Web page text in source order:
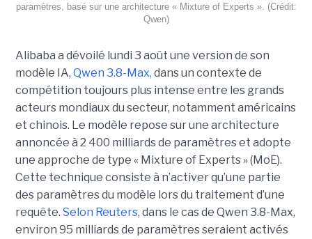
paramètres, basé sur une architecture « Mixture of Experts ». (Crédit:
Qwen)
Alibaba a dévoilé lundi 3 août une version de son
modèle IA, Qwen 3.8-Max, dans un contexte de
compétition toujours plus intense entre les grands
acteurs mondiaux du secteur, notamment américains
et chinois. Le modèle repose sur une architecture
annoncée à 2 400 milliards de paramètres et adopte
une approche de type « Mixture of Experts » (MoE).
Cette technique consiste à n’activer qu’une partie
des paramètres du modèle lors du traitement d’une
requête. Selon Reuters, dans le cas de Qwen 3.8-Max,
environ 95 milliards de paramètres seraient activés